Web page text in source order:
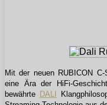
Mit der neuen RUBICON
eine Ära der HiFi-
bewährte DALI